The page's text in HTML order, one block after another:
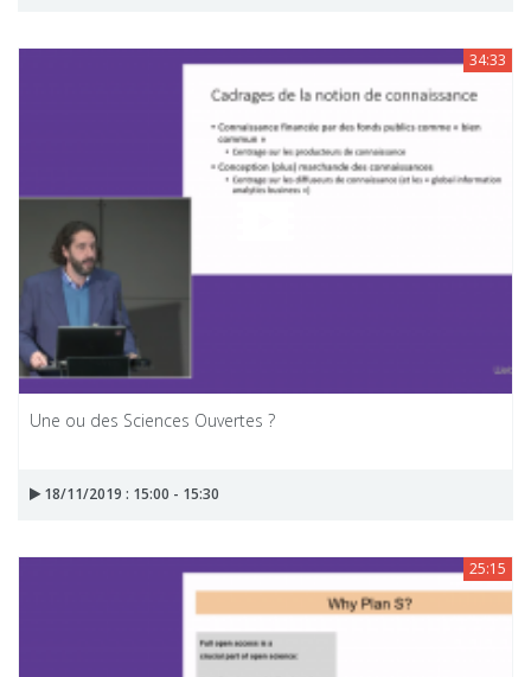
34:33
Une ou des Sciences Ouvertes ?
18/11/2019 : 15:00 - 15:30
25:15